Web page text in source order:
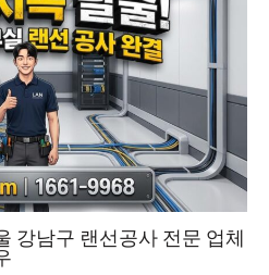
강남구 랜선공사 전문 업체